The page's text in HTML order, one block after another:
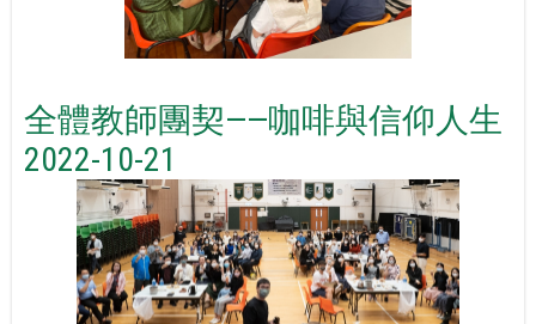
全體教師團契——咖啡與信仰人生
2022-10-21